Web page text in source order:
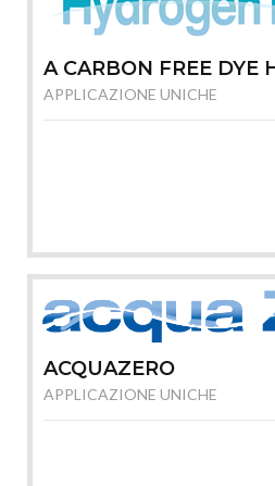
A CARBON FREE DYE
APPLICAZIONE UNICHE
ACQUAZERO
APPLICAZIONE UNICHE